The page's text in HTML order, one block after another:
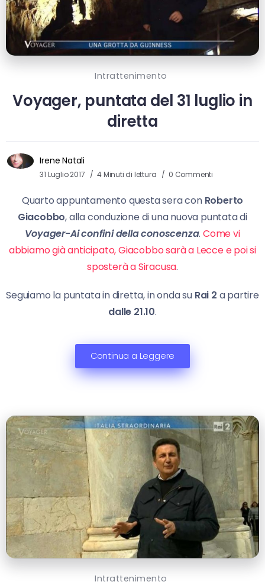
Intrattenimento
Voyager, puntata del 31 luglio in
diretta
Irene Natali
31 Luglio 2017 4 Minuti di lettura 0 Commenti
Quarto appuntamento questa sera con Roberto
Giacobbo, alla conduzione di una nuova puntata di
Voyager-Ai confini della conoscenza. Come vi
abbiamo già anticipato, Giacobbo sarà a Lecce e poi si
sposterà a Siracusa.
Seguiamo la puntata in diretta, in onda su Rai 2 a partire
dalle 21.10.
Continua a Leggere
Intrattenimento